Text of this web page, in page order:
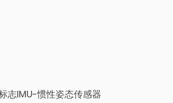
志IMU-惯性姿态传感器